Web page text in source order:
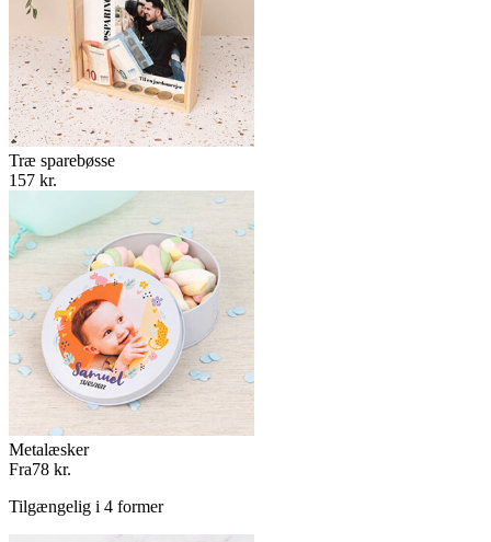
Træ sparebøsse
157 kr.
Metalæsker
Fra78 kr.
Tilgængelig i 4 former